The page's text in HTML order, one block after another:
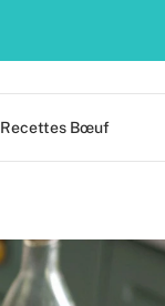
Recettes Bœuf